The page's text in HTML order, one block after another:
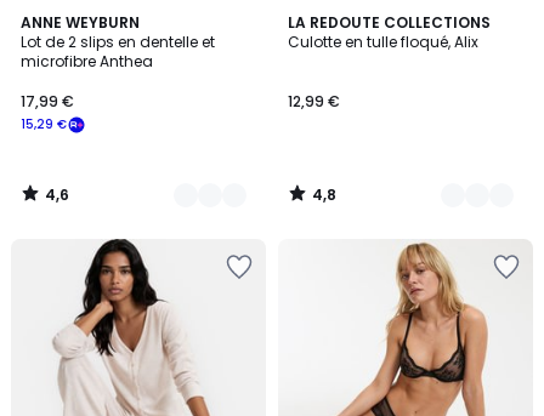
ANNE WEYBURN
Lot de 2 slips en dentelle et
microfibre Anthea
15,29 €
17,99 €
4,6
/ 5
6
Couleurs
4,6
/
LA REDOUTE COLLECTIONS
Culotte en tulle floqué, Alix
12,99 €
4,8
/ 5
4
Couleurs
4,8
/